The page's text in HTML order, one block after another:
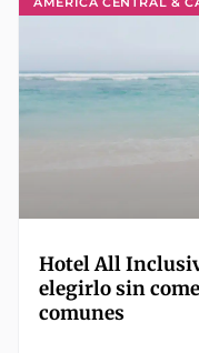
Hotel All
elegirlo sin
comunes